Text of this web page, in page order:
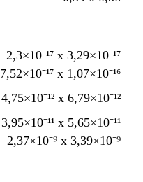
2,3×10⁻¹⁷ x 3,29×10⁻¹⁷
7,52×10⁻¹⁷ x 1,07×10⁻¹⁶
4,75×10⁻¹² x 6,79×10⁻¹²
3,95×10⁻¹¹ x 5,65×10⁻¹¹
2,37×10⁻⁹ x 3,39×10⁻⁹